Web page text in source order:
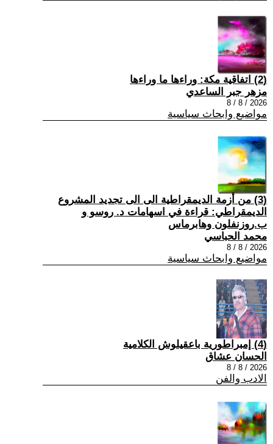
(2) اتفاقية مكة: وراءها ما وراءها
مزهر جبر الساعدي
2026 / 8 / 8
مواضيع وابحاث سياسية
(3) من أزمة الديمقراطية الى الى تجديد المشروع
الديمقراطي: قراءة في اسهامات د. روسو و
ب.روزنفلون وهابرماس
محمد الحباسي
2026 / 8 / 8
مواضيع وابحاث سياسية
(4) إمبراطورية باعقيلوش الكلامية
الحسان عشاق
2026 / 8 / 8
الادب والفن